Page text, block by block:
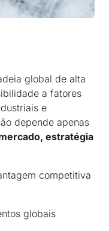
global de alta
a fatores
e
depende apenas
estratégia
competitiva
globais